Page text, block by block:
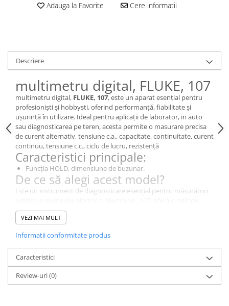
Adauga la Favorite Cere informatii
Descriere
multimetru digital, FLUKE, 107
multimetru digital, FLUKE, 107, este un aparat esențial pentru
profesioniști și hobbysti, oferind performanță, fiabilitate și
ușurință în utilizare. Ideal pentru aplicații de laborator, in auto
sau diagnosticarea pe teren, acesta permite o masurare precisa
de curent alternativ, tensiune c.a., capacitate, continuitate, curent
continuu, tensiune c.c., ciclu de lucru, rezistență
Caracteristici principale:
Funcția HOLD, dimensiune de buzunar.
De ce să alegi acest model?
Este un instrument de diagnosticare esențial pentru măsurători
excelentă a masuratorilor pentru aplicații de laborator,
industriale și educaționale.
Specificații Tehnice
Caracteristică
Detalii
Tipul
contorului
multimetru digital
VEZI MAI MULT
Informatii conformitate produs
Caracteristici
Review-uri(0)